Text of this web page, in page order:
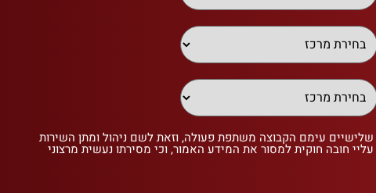
עימם הקבוצה משתפת פעולה, וזאת לשם ניהול ומתן השירות
חובה חוקית למסור את המידע האמור, וכי מסירתו נעשית מרצוני